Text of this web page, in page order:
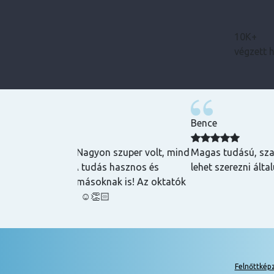
10K+
végzett
Magas tudású, szakképzett emberek
lehet szerezni általuk